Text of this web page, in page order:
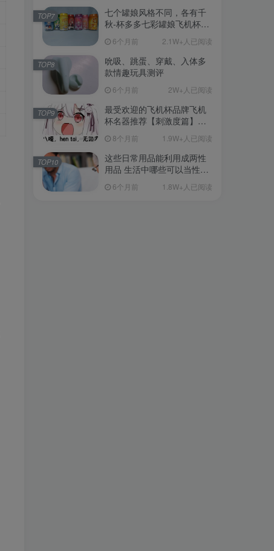
七个罐娘风格不同，各有千
秋-杯多多七彩罐娘飞机杯测
6个月前 2.1W+人已阅读
TOP7
吮吸、跳蛋、穿戴、入体多
款情趣玩具测评
6个月前 2W+人已阅读
TOP8
最受欢迎的飞机杯品牌飞机
杯名器推荐【刺激度篇】：
清单（11月更）
8个月前 1.9W+人已阅读
TOP9
这些日常用品能利用成两性
用品 生活中哪些可以当性用
6个月前 1.8W+人已阅读
TOP10